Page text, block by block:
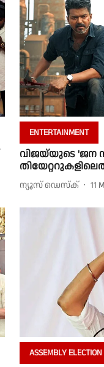
ENTERTAINMENT
വിജയ്‌യുടെ 'ജന
ന്യൂസ് ഡെസ്ക് 11
ASSEMBLY